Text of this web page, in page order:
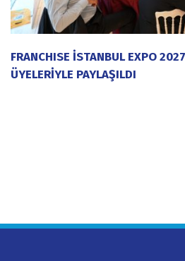
FRANCHISE İSTANBUL EXPO
ÜYELERİYLE PAYLAŞILDI